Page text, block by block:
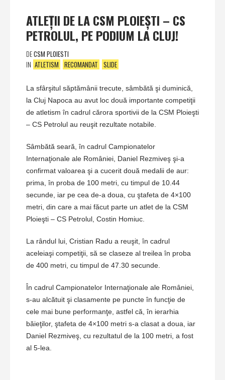
ATLEŢII DE LA CSM PLOIEŞTI – CS
PETROLUL, PE PODIUM LA CLUJ!
DECSM PLOIESTI
IN ATLETISM RECOMANDAT SLIDE
La sfârşitul săptămânii trecute, sâmbătă şi duminică,
la Cluj Napoca au avut loc două importante competiţii
de atletism în cadrul cărora sportivii de la CSM Ploieşti
– CS Petrolul au reuşit rezultate notabile.
Sâmbătă seară, în cadrul Campionatelor
Internaţionale ale României, Daniel Rezmiveş şi-a
confirmat valoarea şi a cucerit două medalii de aur:
prima, în proba de 100 metri, cu timpul de 10.44
secunde, iar pe cea de-a doua, cu ştafeta de 4×100
metri, din care a mai făcut parte un atlet de la CSM
Ploieşti – CS Petrolul, Costin Homiuc.
La rândul lui, Cristian Radu a reuşit, în cadrul
aceleiaşi competiţii, să se claseze al treilea în proba
de 400 metri, cu timpul de 47.30 secunde.
În cadrul Campionatelor Internaţionale ale României,
s-au alcătuit şi clasamente pe puncte în funcţie de
cele mai bune performanţe, astfel că, în ierarhia
băieţilor, ştafeta de 4×100 metri s-a clasat a doua, iar
Daniel Rezmiveş, cu rezultatul de la 100 metri, a fost
al 5-lea.